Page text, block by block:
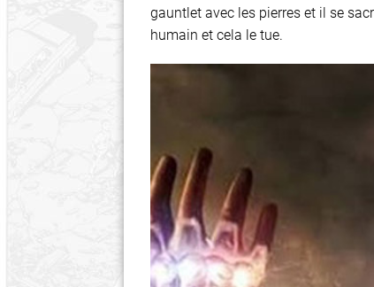
gauntlet avec les pierres et il se
humain et cela le tue.